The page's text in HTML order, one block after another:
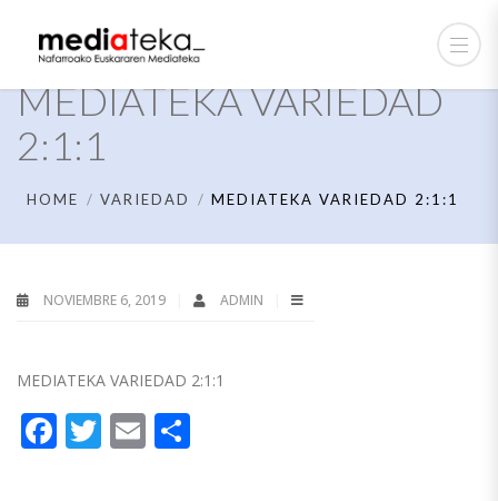
MEDIATEKA VARIEDAD
2:1:1
HOME VARIEDAD MEDIATEKA VARIEDAD 2:1:1
NOVIEMBRE 6, 2019 ADMIN
MEDIATEKA VARIEDAD 2:1:1
Facebook
Twitter
Email